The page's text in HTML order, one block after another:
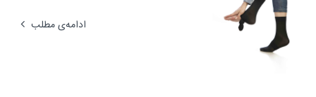
ادامه‌ی مطلب